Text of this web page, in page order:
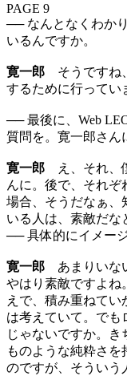
PAGE 9
── なんとなくわか
いるんですか。
寛一郎 そうですね
するために行ってい
── 最後に、Web
質問を。寛一郎さん
寛一郎 え、それ、
んに。後で、それ
場合、そうだなぁ、
いる人は、素敵だな
── 具体的にイメー
寛一郎 あまりいな
やはり素敵ですよね
えで、積み重ねて
は考えていて。でも
じゃないですか。
ものような純粋さを
のですが、そういう